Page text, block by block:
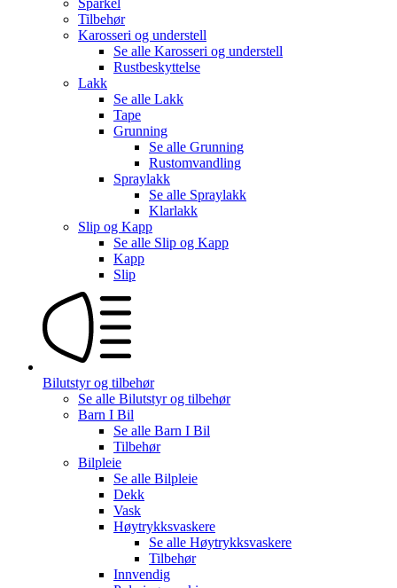
Tilbehør
Karosseri og understell
Se alle Karosseri og understell
Rustbeskyttelse
Lakk
Se alle Lakk
Tape
Grunning
Se alle Grunning
Rustomvandling
Spraylakk
Se alle Spraylakk
Klarlakk
Slip og Kapp
Se alle Slip og Kapp
Kapp
Slip
Bilutstyr og tilbehør
Se alle Bilutstyr og tilbehør
Barn I Bil
Se alle Barn I Bil
Tilbehør
Bilpleie
Se alle Bilpleie
Dekk
Vask
Høytrykksvaskere
Se alle Høytrykksvaskere
Tilbehør
Innvendig